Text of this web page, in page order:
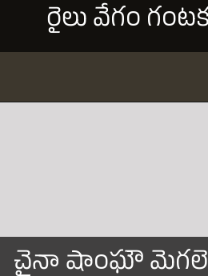
రైలు వేగం
చైనా షాంఘౌ మెగలెవ్